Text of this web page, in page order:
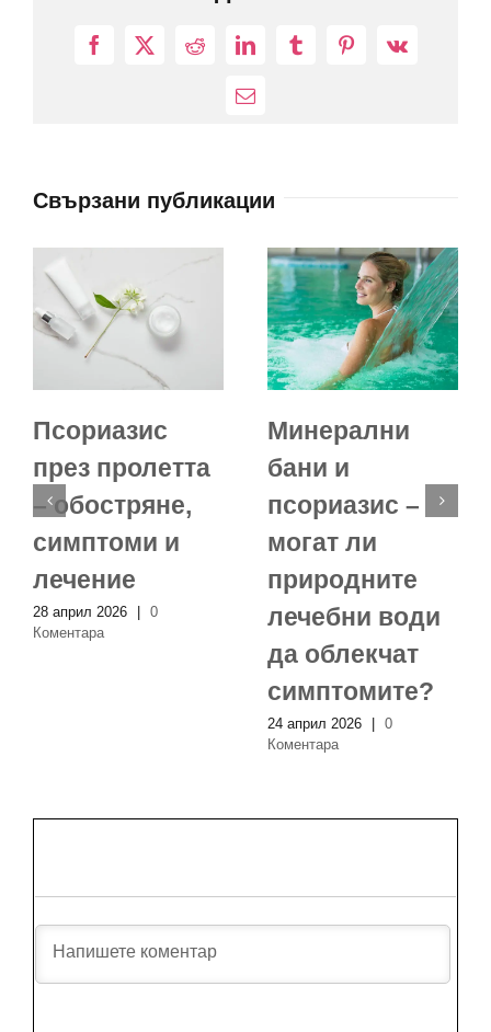
Facebook
X RedditLinkedInTumblrPinterest
Vk
Електронна
Свързани публикации
Псориазис
през пролетта
– обостряне,
симптоми и
лечение
28 април 2026 | 0
Коментара
Минерални
бани и
псориазис –
могат ли
природните
лечебни води
да облекчат
симптомите?
24 април 2026 | 0
Коментара